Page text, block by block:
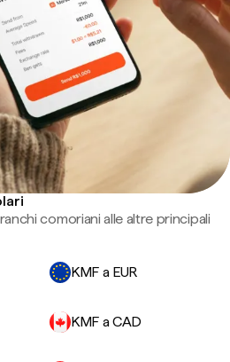
comoriani alle altre principali
KMF a EUR
KMF a CAD